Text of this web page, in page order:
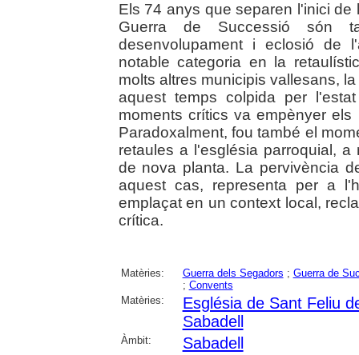
Els 74 anys que separen l'inici
Guerra de Successió són
desenvolupament i eclosió de
notable categoria en la
molts altres municipis vallesans,
aquest temps colpida per
moments crítics va empènyer
Paradoxalment, fou també el
retaules a l'església parroquial,
de nova planta. La pervivència
aquest cas, representa per a
emplaçat en un context local,
crítica.
Matèries: Guerra dels Segadors ; Guerra de
; Convents
Matèries:
Església de Sant Feliu
Sabadell
Àmbit: Sabadell